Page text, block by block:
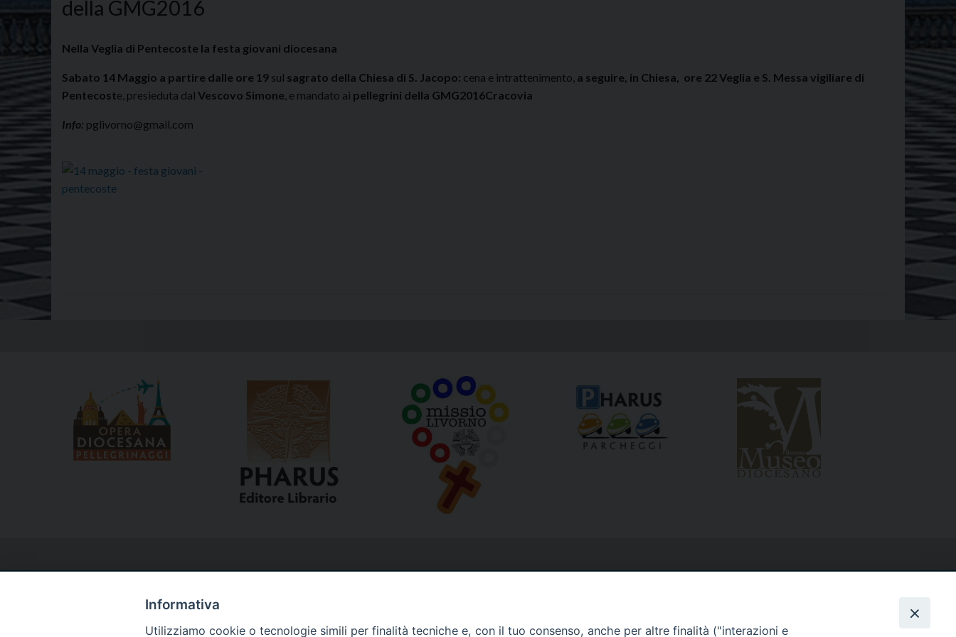
della GMG2016
Nella Veglia di Pentecoste la festa giovani diocesana
Sabato 14 Maggio a partire dalle ore 19 sul sagrato della Chiesa di S. Jacopo: cena e intrattenimento, a seguire, in Chiesa, ore 22 Veglia e S. Messa vigiliare di
Pentecoste, presieduta dal Vescovo Simone , e mandato ai pellegrini della GMG2016Cracovia
Info: pglivorno@gmail.com
Informativa
Utilizziamo cookie o tecnologie simili per finalità tecniche e, con il tuo consenso, anche per altre finalità ("interazioni e